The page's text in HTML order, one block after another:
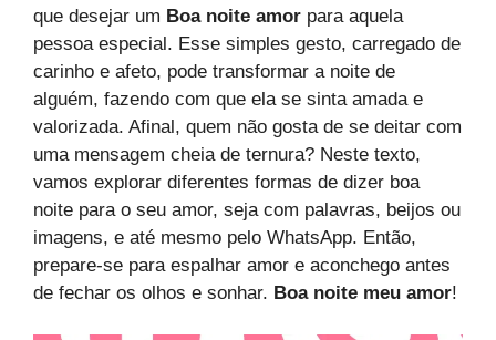
que desejar um Boa noite amor para aquela
pessoa especial. Esse simples gesto, carregado de
carinho e afeto, pode transformar a noite de
alguém, fazendo com que ela se sinta amada e
valorizada. Afinal, quem não gosta de se deitar com
uma mensagem cheia de ternura? Neste texto,
vamos explorar diferentes formas de dizer boa
noite para o seu amor, seja com palavras, beijos ou
imagens, e até mesmo pelo WhatsApp. Então,
prepare-se para espalhar amor e aconchego antes
de fechar os olhos e sonhar. Boa noite meu amor!